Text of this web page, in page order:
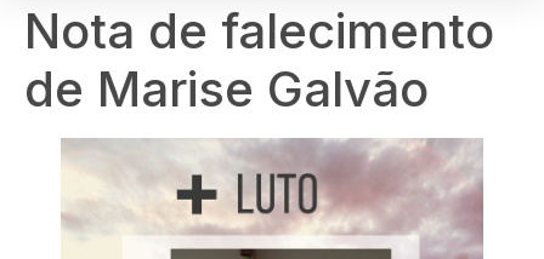
Nota de falecimento
de Marise Galvão